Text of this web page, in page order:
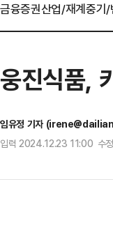
금융증권산업/재계중기/
웅진식품,
임유정 기자
입력 2024.12.23 11:00 수